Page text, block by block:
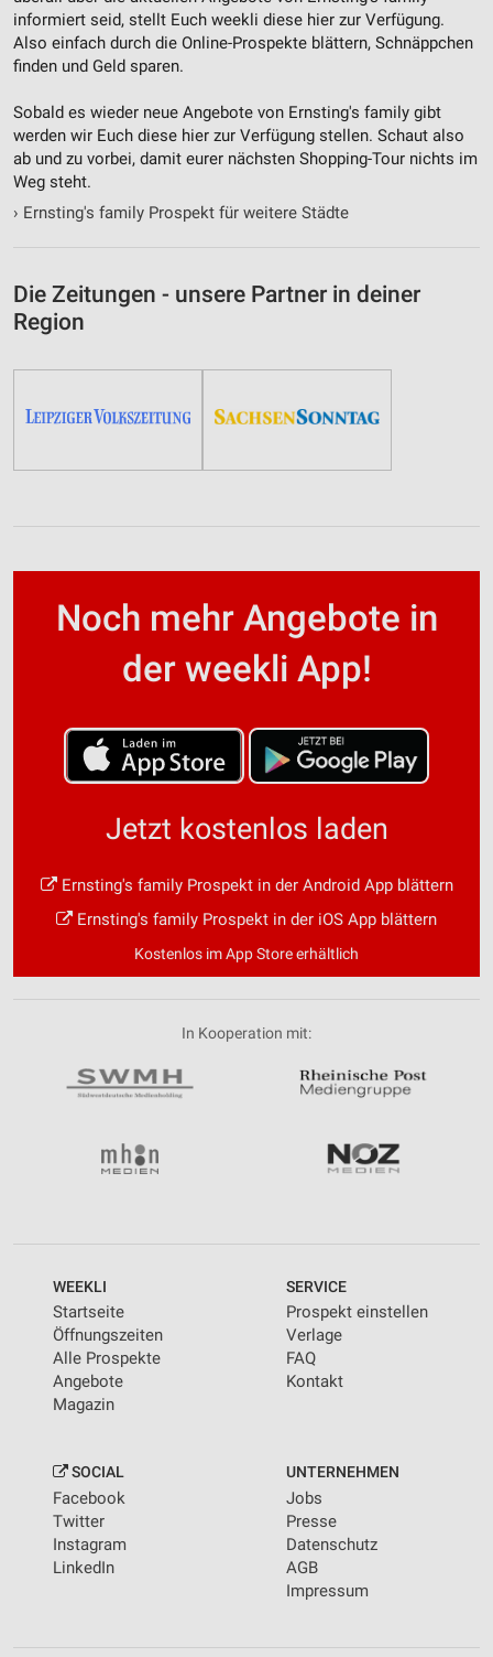
informiert seid, stellt Euch weekli diese hier zur Verfügung.
Also einfach durch die Online-Prospekte blättern, Schnäppchen
finden und Geld sparen.
Sobald es wieder neue Angebote von Ernsting's family gibt
werden wir Euch diese hier zur Verfügung stellen. Schaut also
ab und zu vorbei, damit eurer nächsten Shopping-Tour nichts im
Weg steht.
› Ernsting's family Prospekt für weitere Städte
Die Zeitungen - unsere Partner in deiner
Region
Noch mehr Angebote in
der weekli App!
Jetzt kostenlos laden
Ernsting's family Prospekt in der Android App blättern
Ernsting's family Prospekt in der iOS App blättern
Kostenlos im App Store erhältlich
In Kooperation mit:
WEEKLI
Startseite
Öffnungszeiten
Alle Prospekte
Angebote
Magazin
SERVICE
Prospekt einstellen
Verlage
FAQ
Kontakt
SOCIAL
Facebook
Twitter
Instagram
LinkedIn
UNTERNEHMEN
Jobs
Presse
Datenschutz
AGB
Impressum